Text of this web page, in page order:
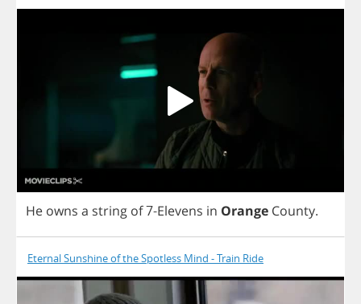
He owns a string of7-Elevens in Orange County.
Eternal Sunshine of the Spotless Mind - Train Ride